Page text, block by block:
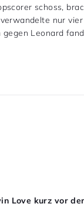
schoss,
nur
Leonard
Love kurz vor